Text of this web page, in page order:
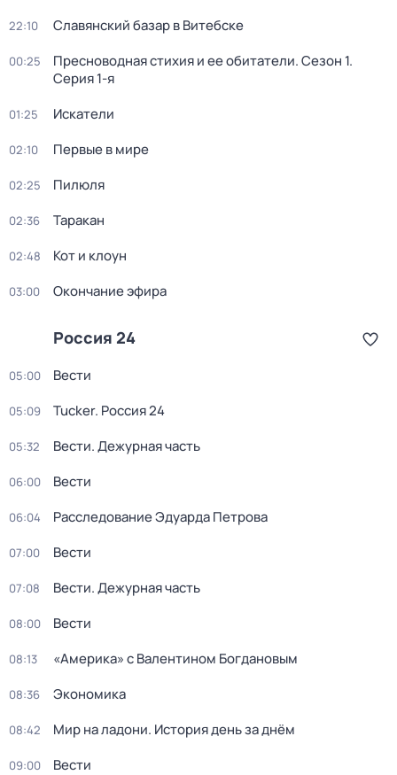
22:10 Славянский базар в Витебске
00:25 Пресноводная стихия и ее обитатели. Сезон 1.
Серия 1-я
01:25 Искатели
02:10 Первые в мире
02:25 Пилюля
02:36 Таракан
02:48 Кот и клоун
03:00 Окончание эфира
Россия 24
05:00 Вести
05:09 Tucker. Россия 24
05:32 Вести. Дежурная часть
06:00 Вести
06:04 Расследование Эдуарда Петрова
07:00 Вести
07:08 Вести. Дежурная часть
08:00 Вести
08:13 «Америка» с Валентином Богдановым
08:36 Экономика
08:42 Мир на ладони. История день за днём
09:00 Вести